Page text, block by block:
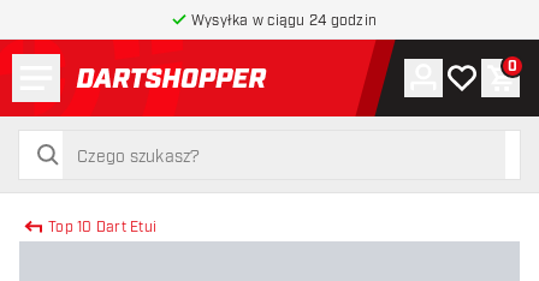
Wysyłka w ciągu 24 godzin
powrót do strony głównej
szukaj
szukaj
Konto
Moja lista
0
Top 10 Dart Etui